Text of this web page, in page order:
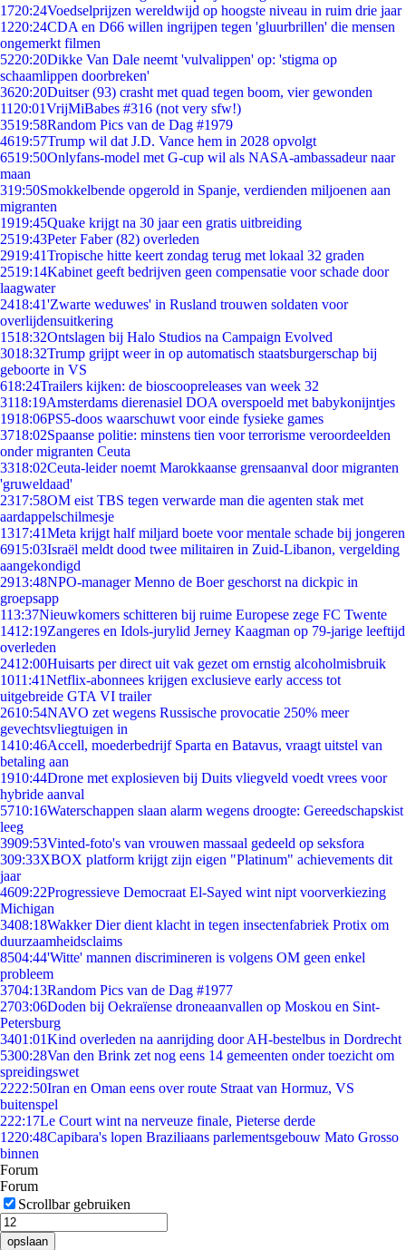
1720:24Voedselprijzen wereldwijd op hoogste niveau in ruim drie jaar
1220:24CDA en D66 willen ingrijpen tegen 'gluurbrillen' die mensen
ongemerkt filmen
5220:20Dikke Van Dale neemt 'vulvalippen' op: 'stigma op
schaamlippen doorbreken'
3620:20Duitser (93) crasht met quad tegen boom, vier gewonden
11 20:01VrijMiBabes #316 (not very sfw!)
3519:58Random Pics van de Dag #1979
4619:57Trump wil dat J.D. Vance hem in 2028 opvolgt
6519:50Onlyfans-model met G-cup wil als NASA-ambassadeur naar
maan
319:50Smokkelbende opgerold in Spanje, verdienden miljoenen aan
migranten
1919:45Quake krijgt na 30 jaar een gratis uitbreiding
2519:43Peter Faber (82) overleden
2919:41Tropische hitte keert zondag terug met lokaal 32 graden
2519:14Kabinet geeft bedrijven geen compensatie voor schade door
laagwater
2418:41'Zwarte weduwes' in Rusland trouwen soldaten voor
overlijdensuitkering
1518:32Ontslagen bij Halo Studios na Campaign Evolved
3018:32Trump grijpt weer in op automatisch staatsburgerschap bij
geboorte in VS
618:24Trailers kijken: de bioscoopreleases van week 32
3118:19Amsterdams dierenasiel DOA overspoeld met babykonijntjes
1918:06PS5-doos waarschuwt voor einde fysieke games
3718:02Spaanse politie: minstens tien voor terrorisme veroordeelden
onder migranten Ceuta
3318:02Ceuta-leider noemt Marokkaanse grensaanval door migranten
'gruweldaad'
2317:58OM eist TBS tegen verwarde man die agenten stak met
aardappelschilmesje
1317:41Meta krijgt half miljard boete voor mentale schade bij jongeren
6915:03Israël meldt dood twee militairen in Zuid-Libanon, vergelding
aangekondigd
2913:48NPO-manager Menno de Boer geschorst na dickpic in
groepsapp
113:37Nieuwkomers schitteren bij ruime Europese zege FC Twente
1412:19Zangeres en Idols-jurylid Jerney Kaagman op 79-jarige leeftijd
overleden
2412:00Huisarts per direct uit vak gezet om ernstig alcoholmisbruik
1011:41Netflix-abonnees krijgen exclusieve early access tot
uitgebreide GTA VI trailer
2610:54NAVO zet wegens Russische provocatie 250% meer
gevechtsvliegtuigen in
1410:46Accell, moederbedrijf Sparta en Batavus, vraagt uitstel van
betaling aan
1910:44Drone met explosieven bij Duits vliegveld voedt vrees voor
hybride aanval
5710:16Waterschappen slaan alarm wegens droogte: Gereedschapskist
leeg
3909:53Vinted-foto's van vrouwen massaal gedeeld op seksfora
309:33XBOX platform krijgt zijn eigen "Platinum" achievements dit
jaar
4609:22Progressieve Democraat El-Sayed wint nipt voorverkiezing
Michigan
3408:18Wakker Dier dient klacht in tegen insectenfabriek Protix om
duurzaamheidsclaims
8504:44'Witte' mannen discrimineren is volgens OM geen enkel
probleem
3704:13Random Pics van de Dag #1977
2703:06Doden bij Oekraïense droneaanvallen op Moskou en Sint-
Petersburg
3401:01Kind overleden na aanrijding door AH-bestelbus in Dordrecht
5300:28Van den Brink zet nog eens 14 gemeenten onder toezicht om
spreidingswet
2222:50Iran en Oman eens over route Straat van Hormuz, VS
buitenspel
222:17Le Court wint na nerveuze finale, Pieterse derde
1220:48Capibara's lopen Braziliaans parlementsgebouw Mato Grosso
binnen
Forum
Forum
Scrollbar gebruiken
opslaan